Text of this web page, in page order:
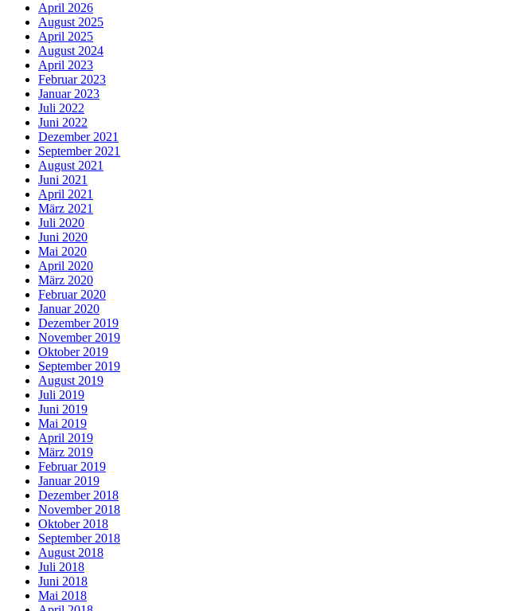
April 2026
August 2025
April 2025
August 2024
April 2023
Februar 2023
Januar 2023
Juli 2022
Juni 2022
Dezember 2021
September 2021
August 2021
Juni 2021
April 2021
März 2021
Juli 2020
Juni 2020
Mai 2020
April 2020
März 2020
Februar 2020
Januar 2020
Dezember 2019
November 2019
Oktober 2019
September 2019
August 2019
Juli 2019
Juni 2019
Mai 2019
April 2019
März 2019
Februar 2019
Januar 2019
Dezember 2018
November 2018
Oktober 2018
September 2018
August 2018
Juli 2018
Juni 2018
Mai 2018